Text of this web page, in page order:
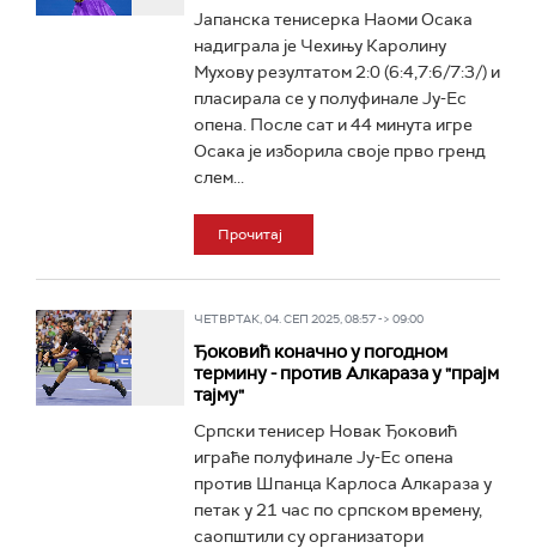
Јапанска тенисерка Наоми Осака
надиграла је Чехињу Каролину
Мухову резултатом 2:0 (6:4,7:6/7:3/) и
пласирала се у полуфинале Ју-Ес
опена. После сат и 44 минута игре
Осака је изборила своје прво гренд
слем...
Прочитај
ЧЕТВРТАК, 04. СЕП 2025, 08:57 -> 09:00
Ђоковић коначно у погодном
термину - против Алкараза у "прајм
тајму"
Српски тенисер Новак Ђоковић
играће полуфинале Ју-Ес опена
против Шпанца Карлоса Алкараза у
петак у 21 час по српском времену,
саопштили су организатори